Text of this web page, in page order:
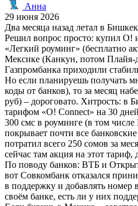
Анна
29 июня 2026
Два месяца назад летал в
Решил вопрос просто: купил О!
«Легкий роуминг» (бесплатно
Мексике (Канкун, потом Плайя-
Газпромбанка приходили
Но если планируешь получать
коды от банков), то за месяц
руб) – дороговато. Хитрость: в
тарифом «O! Connect» на 30
300 смс в роуминге (в том
покрывает почти все
потратил всего 250 сомов за
сейчас там акция на этот тариф,
По поводу банков: ВТБ и
вот Совкомбанк отказался
в поддержку и добавлять номер
своём банке, есть ли у них